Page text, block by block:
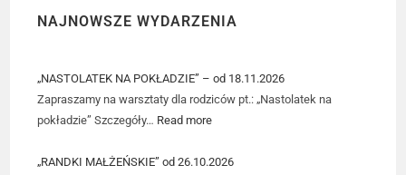
NAJNOWSZE WYDARZENIA
„NASTOLATEK NA POKŁADZIE” – od 18.11.2026
Zapraszamy na warsztaty dla rodziców pt.: „Nastolatek na
pokładzie” Szczegóły… Read more
„RANDKI MAŁŻEŃSKIE” od 26.10.2026